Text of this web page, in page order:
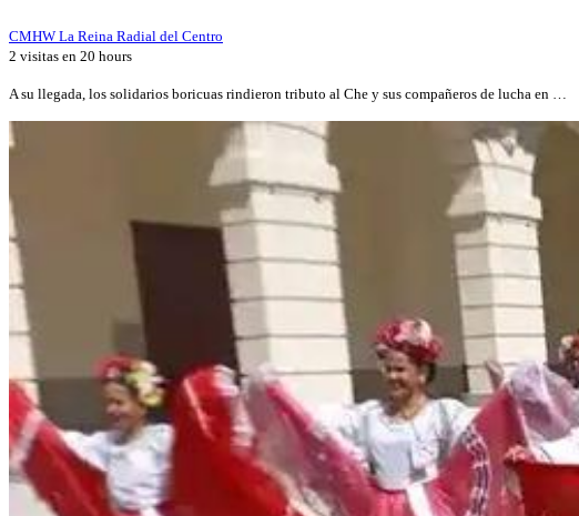
CMHW La Reina Radial del Centro
2 visitas en 20 hours
A su llegada, los solidarios boricuas rindieron tributo al Che y sus compañeros de lucha en …